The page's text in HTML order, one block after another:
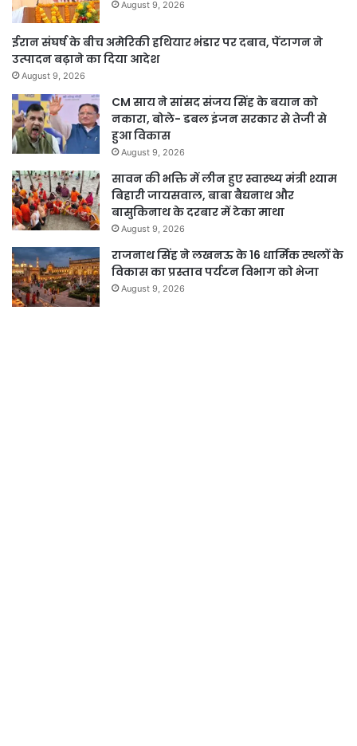
August 9, 2026
ईरान संघर्ष के बीच अमेरिकी हथियार भंडार पर दबाव, पेंटागन ने
उत्पादन बढ़ाने का दिया आदेश
August 9, 2026
CM साय ने सांसद संजय सिंह के बयान को
नकारा, बोले- डबल इंजन सरकार से तेजी से
हुआ विकास
August 9, 2026
सावन की भक्ति में लीन हुए स्वास्थ्य मंत्री श्याम
बिहारी जायसवाल, बाबा बैद्यनाथ और
बासुकिनाथ के दरबार में टेका माथा
August 9, 2026
राजनाथ सिंह ने लखनऊ के 16 धार्मिक स्थलों के
विकास का प्रस्ताव पर्यटन विभाग को भेजा
August 9, 2026